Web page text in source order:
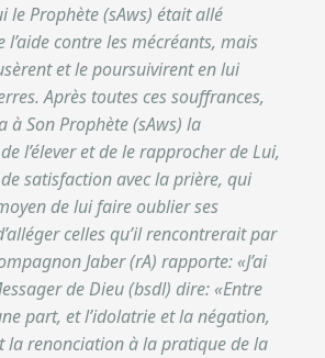
le Prophète (sAws) était allé
l’aide contre les mécréants, mais
et le poursuivirent en lui
Après toutes ces souffrances,
à Son Prophète (sAws) la
l’élever et de le rapprocher de Lui,
satisfaction avec la prière, qui
de lui faire oublier ses
celles qu’il rencontrerait par
Jaber (rA) rapporte: «J’ai
de Dieu (bsdl) dire: «Entre
part, et l’idolatrie et la négation,
la renonciation à la pratique de la